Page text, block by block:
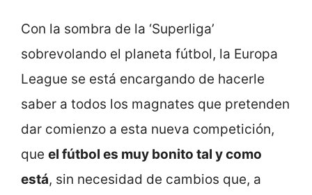
Con la sombra de la ‘Superliga’
sobrevolando el planeta fútbol, la Europa
League se está encargando de hacerle
saber a todos los magnates que pretenden
dar comienzo a esta nueva competición,
que el fútbol es muy bonito tal y como
está, sin necesidad de cambios que, a